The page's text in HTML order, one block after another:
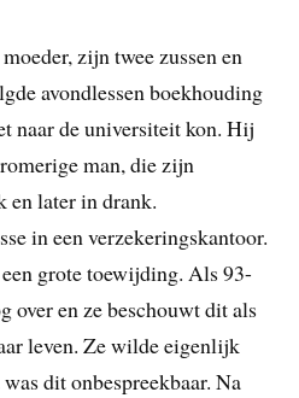
zijn twee zussen en
avondlessen boekhouding
naar de universiteit kon. Hij
man, die zijn
en later in drank.
in een verzekeringskantoor.
grote toewijding. Als 93-
over en ze beschouwt dit als
leven. Ze wilde eigenlijk
dit onbespreekbaar. Na